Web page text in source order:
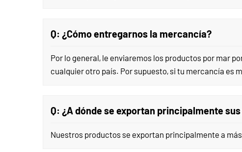
Q: ¿Cómo entregarnos la mercancía?
Por lo general, le enviaremos los productos por mar
cualquier otro país. Por supuesto, si tu mercancía es
Q: ¿A dónde se exportan principalmente
Nuestros productos se exportan principalmente a más